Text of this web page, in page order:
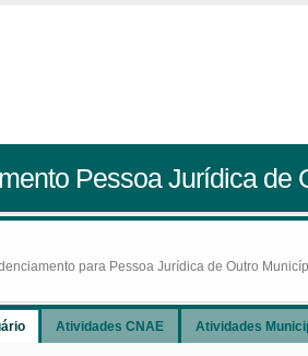
Pessoa Jurídica de
para Pessoa Jurídica de Outro
Atividades CNAE Atividades